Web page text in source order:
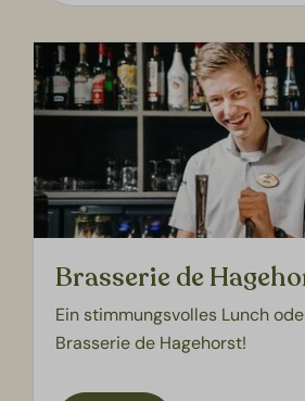
Brasserie de
Ein stimmungsvolles Lunch
Brasserie de Hagehorst!